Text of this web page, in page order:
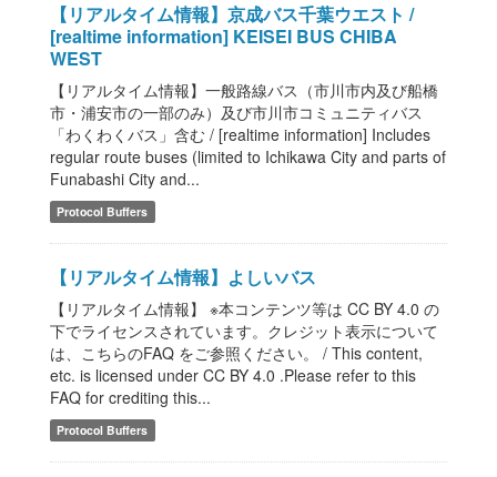
【リアルタイム情報】京成バス千葉ウエスト /
[realtime information] KEISEI BUS CHIBA
WEST
【リアルタイム情報】一般路線バス（市川市内及び船橋
市・浦安市の一部のみ）及び市川市コミュニティバス
「わくわくバス」含む / [realtime information] Includes
regular route buses (limited to Ichikawa City and parts of
Funabashi City and...
Protocol Buffers
【リアルタイム情報】よしいバス
【リアルタイム情報】 ※本コンテンツ等は CC BY 4.0 の
下でライセンスされています。クレジット表示について
は、こちらのFAQ をご参照ください。 / This content,
etc. is licensed under CC BY 4.0 .Please refer to this
FAQ for crediting this...
Protocol Buffers